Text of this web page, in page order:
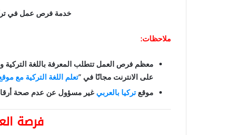
خدمة فرص عمل في
ملاحظات:
معظم فرص العمل تتطلب المعرفة باللغة التركية
على الانترنت مجانًا في “تعلم اللغة التركية مع
موقعتركيا بالعربي غير مسؤول عن عدم صحة أرقام
فرصة